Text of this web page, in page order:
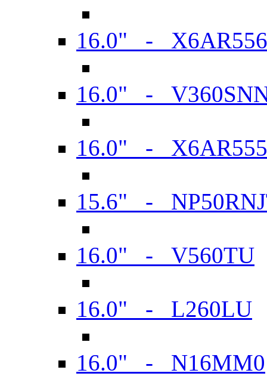
16.0" -
16.0" -
16.0" -
15.6" -
16.0" - V560TU
16.0" - L260LU
16.0" - N16MM0